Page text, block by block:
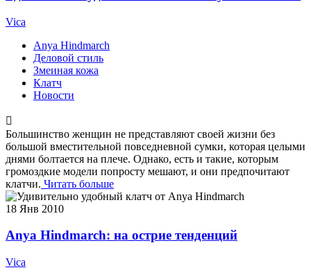
Vica
Anya Hindmarch
Деловой стиль
Змеиная кожа
Клатч
Новости
Большинство женщин не представляют своей жизни без
большой вместительной повседневной сумки, которая целыми
днями болтается на плече. Однако, есть и такие, которым
громоздкие модели попросту мешают, и они предпочитают
клатчи. Читать больше
18 Янв 2010
Anya Hindmarch: на острие тенденций
Vica